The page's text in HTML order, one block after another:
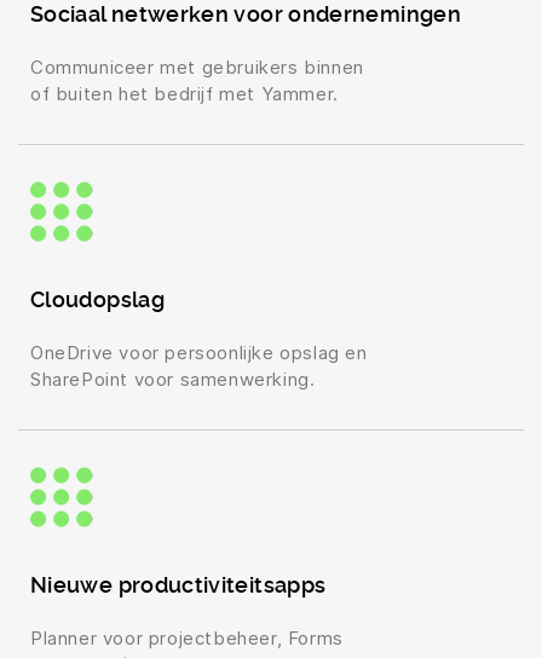
Sociaal netwerken voor ondernemingen
Communiceer met gebruikers binnen
of buiten het bedrijf met Yammer.
Cloudopslag
OneDrive voor persoonlijke opslag en
SharePoint voor samenwerking.
Nieuwe productiviteitsapps
Planner voor projectbeheer, Forms